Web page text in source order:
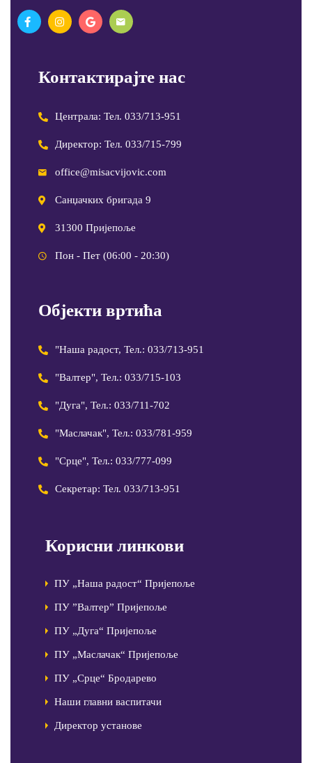
Контактирајте нас
Централа: Тел. 033/713-951
Директор: Тел. 033/715-799
office@misacvijovic.com
Санџачких бригада 9
31300 Пријепоље
Пон - Пет (06:00 - 20:30)
Објекти вртића
"Наша радост, Тел.: 033/713-951
"Валтер", Тел.: 033/715-103
"Дуга", Тел.: 033/711-702
"Маслачак", Тел.: 033/781-959
"Срце", Тел.: 033/777-099
Секретар: Тел. 033/713-951
Корисни линкови
ПУ „Наша радост“ Пријепоље
ПУ ”Валтер” Пријепоље
ПУ „Дуга“ Пријепоље
ПУ „Маслачак“ Пријепоље
ПУ „Срце“ Бродарево
Наши главни васпитачи
Директор установе